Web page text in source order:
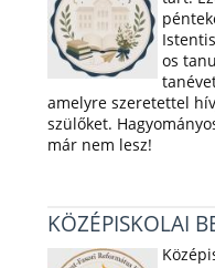
os
amelyre szeretettel
szülőket.
már nem lesz!
KÖZÉPISKOLAI